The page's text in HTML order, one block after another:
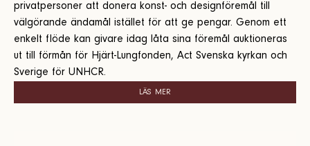
privatpersoner att donera konst- och designföremål till
välgörande ändamål istället för att ge pengar. Genom ett
enkelt flöde kan givare idag låta sina föremål auktioneras
ut till förmån för Hjärt-Lungfonden, Act Svenska kyrkan och
Sverige för UNHCR.
LÄS MER